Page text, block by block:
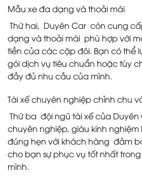
Mẫu xe đa dạng và thoải mái
Thứ hai, Duyên Car còn cung
dạng và thoải mái phù hợp với
tiền của các cặp đôi. Bạn có thể
gói dịch vụ tiêu chuẩn hoặc tùy
đầy đủ nhu cầu của mình.
Tài xế chuyên nghiệp chỉnh chu
Thứ ba đội ngũ tài xế của
chuyên nghiệp, giàu kinh nghiệm
đúng hẹn với khách hàng đảm
cho bạn sự phục vụ tốt nhất
mình.